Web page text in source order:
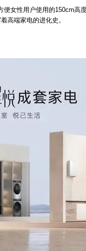
女性用户使用的150cm高
高端家电的进化史。